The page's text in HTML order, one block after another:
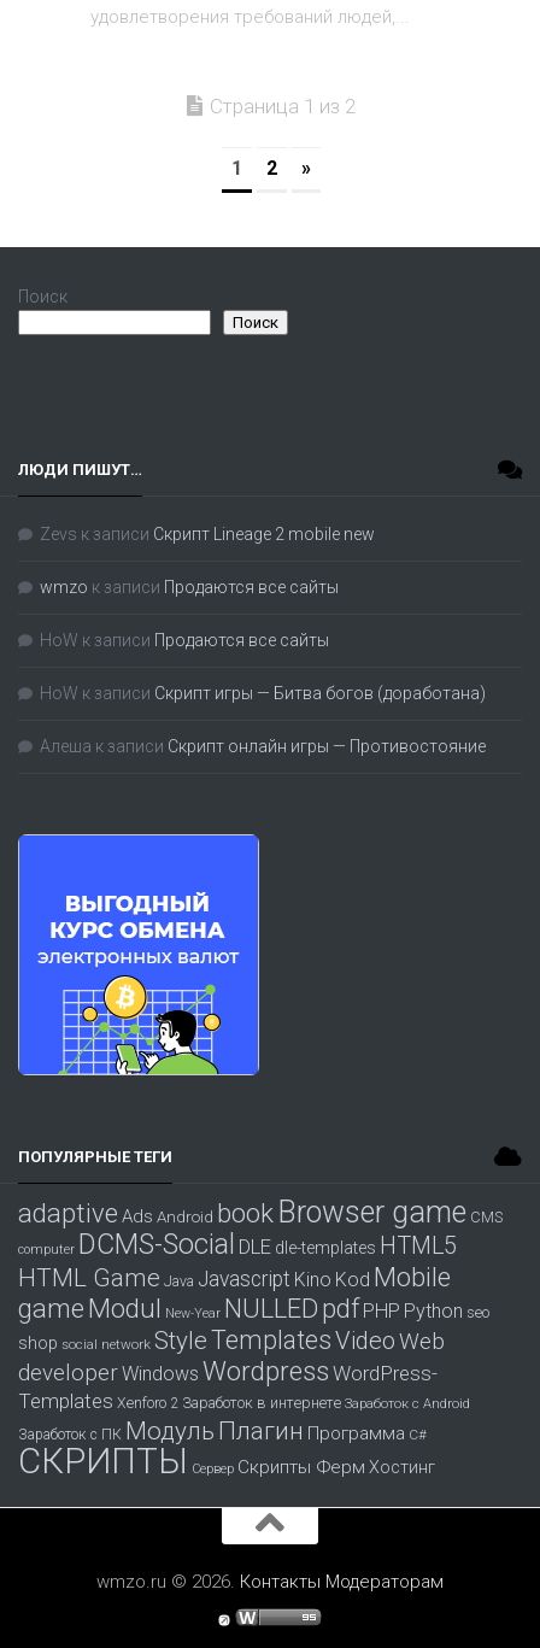
удовлетворения требований людей,...
Страница 1 из 2
1 2 »
Поиск
Поиск
ЛЮДИ ПИШУТ…
Zevs к записи Скрипт Lineage 2 mobile new
wmzo к записи Продаются все сайты
HoW к записи Продаются все сайты
HoW к записи Скрипт игры — Битва богов (доработана)
Алеша к записи Скрипт онлайн игры — Противостояние
ПОПУЛЯРНЫЕ ТЕГИ
adaptive Ads Android book Browser game CMS
computer DCMS-Social DLE dle-templates HTML5
HTML Game Java Javascript Kino Kod Mobile
gameModul New-Year NULLED pdf PHP Python seo
shop social network StyleTemplatesVideoWeb
developerWindows Wordpress WordPress-
Templates Xenforo 2 Заработок в интернете Заработок с Android
Заработок с ПК Модуль Плагин Программа С#
СКРИПТЫ Сервер Скрипты Ферм Хостинг
wmzo.ru © 2026. Контакты Модераторам